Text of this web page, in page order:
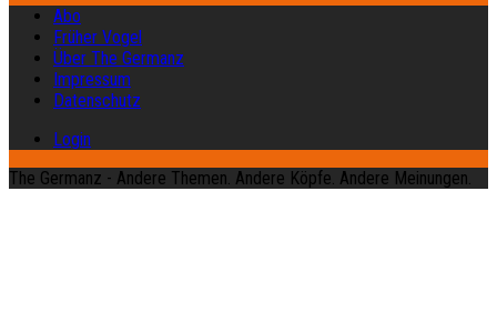
Abo
Früher Vogel
Über The Germanz
Impressum
Datenschutz
Login
The Germanz - Andere Themen. Andere Köpfe. Andere Meinungen.